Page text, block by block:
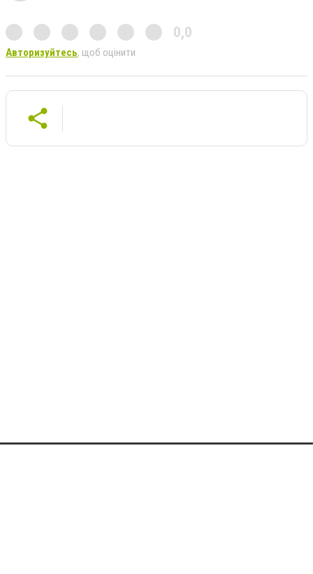
0,0
Авторизуйтесь, щоб оцінити